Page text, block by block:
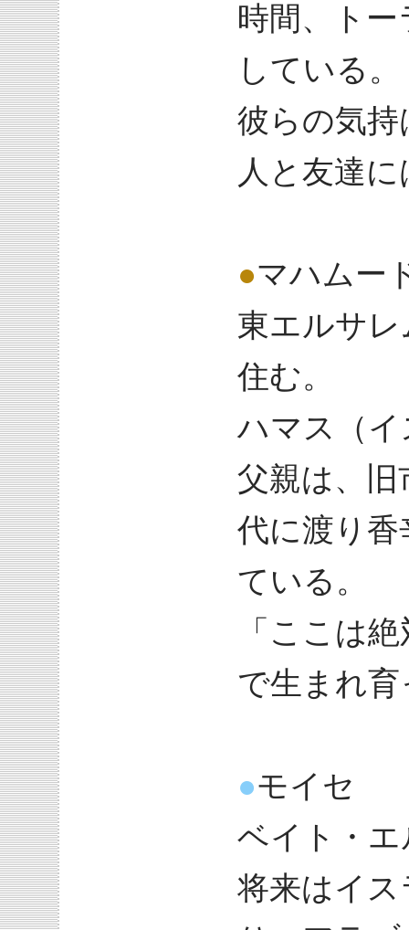
時間、ト
している。
彼らの気
人と友達
●マハムー
東エルサ
住む。
ハマス（
父親は、
代に渡り
ている。
「ここは
で生まれ
●モイセ
ベイト・
将来はイ